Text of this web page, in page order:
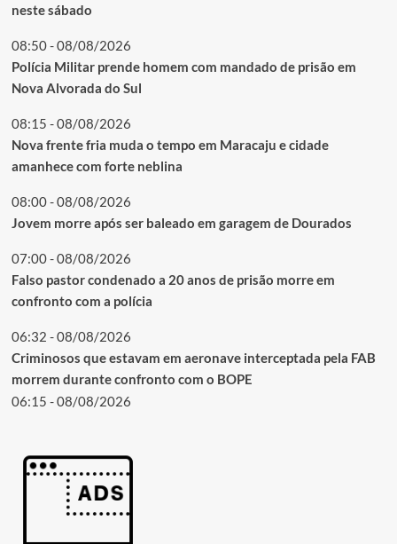
neste sábado
08:50 - 08/08/2026
Polícia Militar prende homem com mandado de prisão em
Nova Alvorada do Sul
08:15 - 08/08/2026
Nova frente fria muda o tempo em Maracaju e cidade
amanhece com forte neblina
08:00 - 08/08/2026
Jovem morre após ser baleado em garagem de Dourados
07:00 - 08/08/2026
Falso pastor condenado a 20 anos de prisão morre em
confronto com a polícia
06:32 - 08/08/2026
Criminosos que estavam em aeronave interceptada pela FAB
morrem durante confronto com o BOPE
06:15 - 08/08/2026